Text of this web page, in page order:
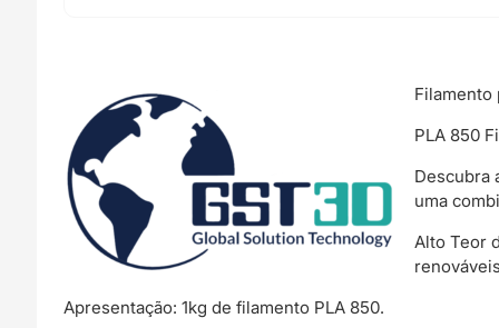
Filamento
PLA 850
Descubra
uma
Alto Teor
Apresentação: 1kg de filamento PLA 850.